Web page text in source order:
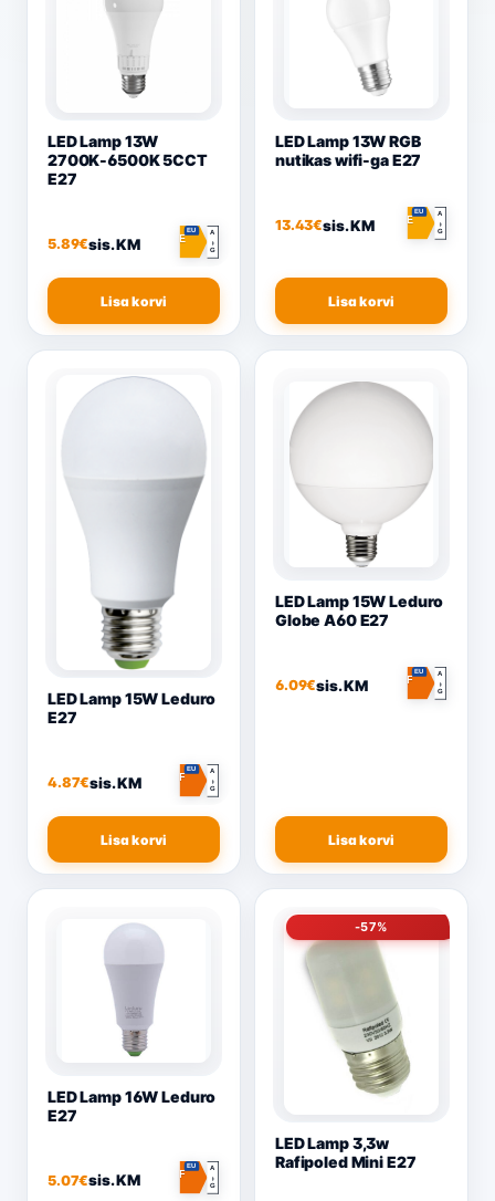
LED Lamp 13W
2700K-6500K 5CCT
E27
5.89€sis. KM
EU
E
A
↕
G
Lisa korvi
LED Lamp 13W RGB
nutikas wifi-ga E27
13.43€sis. KM
EU
E
A
↕
G
Lisa korvi
LED Lamp 15W Leduro
E27
4.87€sis. KM
EU
F
A
↕
G
Lisa korvi
LED Lamp 15W Leduro
Globe A60 E27
6.09€sis. KM
EU
F
A
↕
G
Lisa korvi
LED Lamp 16W Leduro
E27
5.07€sis. KM
EU
F
A
↕
G
-57%
LED Lamp 3,3w
Rafipoled Mini E27